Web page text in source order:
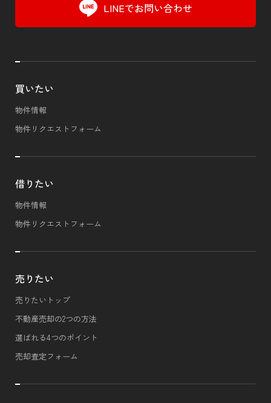
LINEでお問い合わせ
買いたい
物件情報
物件リクエストフォーム
借りたい
物件情報
物件リクエストフォーム
売りたい
売りたいトップ
不動産売却の2つの方法
選ばれる4つのポイント
売却査定フォーム